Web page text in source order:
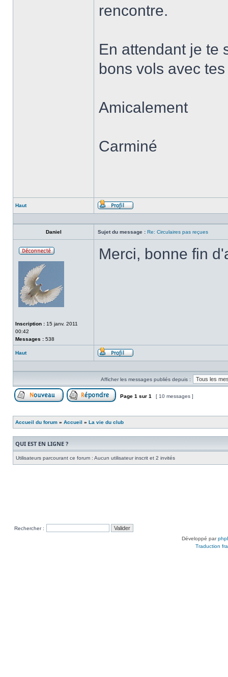
rencontre.
En attendant je te
bons vols avec
Amicalement
Carminé
Haut
Profil
Daniel Sujet du message : Re: Circulaires pas reçues
Inscription : 15 janv. 2011
00:42
Messages : 538
Merci, bonne fin
Haut
Profil
Afficher les messages publiés depuis :
Page 1 sur 1 [ 10 messages ]
Accueil du forum » Accueil » La vie du club
QUI EST EN LIGNE ?
Utilisateurs parcourant ce forum : Aucun utilisateur inscrit et 2 invités
Rechercher :
Développé par
Traduction